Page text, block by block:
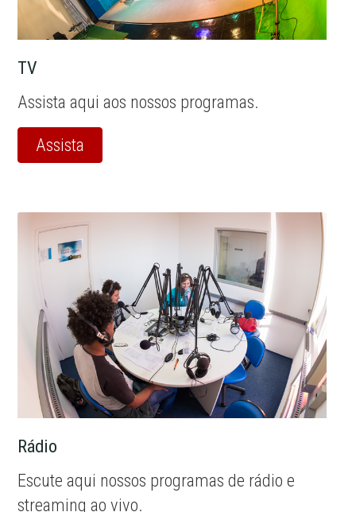
TV
Assista aqui aos nossos programas.
Assista
Rádio
Escute aqui nossos programas de rádio e
streaming ao vivo.